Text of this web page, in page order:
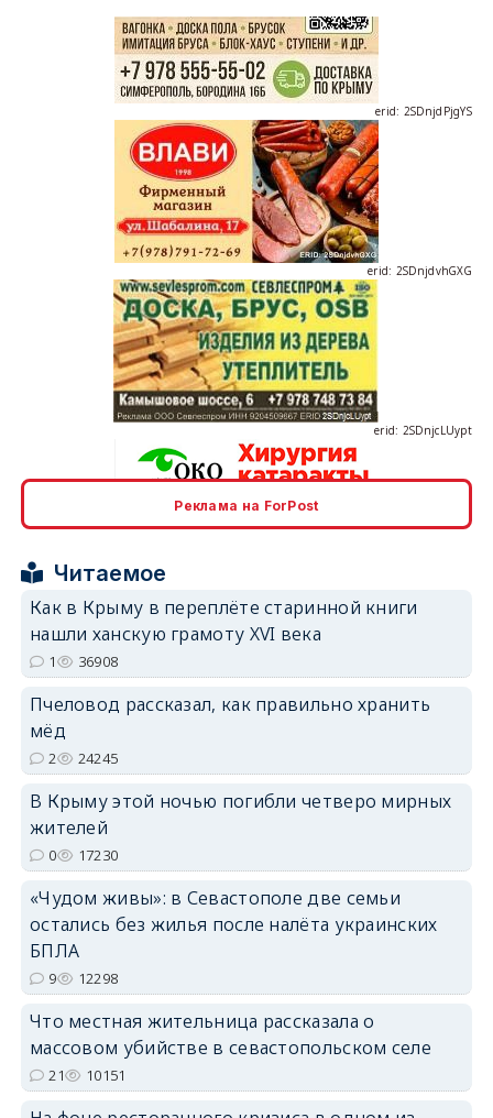
erid: 2SDnjdvhGXG
erid: 2SDnjcrDNw6
Реклама на ForPost
Читаемое
Как в Крыму в переплёте старинной книги
нашли ханскую грамоту XVI века
1 36908
Пчеловод рассказал, как правильно хранить
мёд
2 24245
В Крыму этой ночью погибли четверо мирных
жителей
0 17230
«Чудом живы»: в Севастополе две семьи
остались без жилья после налёта украинских
БПЛА
9 12298
Что местная жительница рассказала о
массовом убийстве в севастопольском селе
21 10151